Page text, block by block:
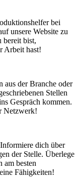
bei
unsere Website zu
bereit bist,
Arbeit hast!
aus der Branche oder
Stellen
Gespräch kommen.
Netzwerk!
dich über
der Stelle. Überlege
am besten
Fähigkeiten!